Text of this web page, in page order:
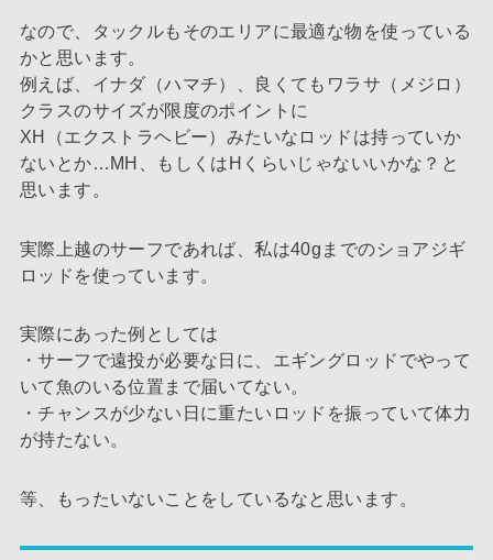
なので、タックルもそのエリアに最適な物を使っている
かと思います。
例えば、イナダ（ハマチ）、良くてもワラサ（メジロ）
クラスのサイズが限度のポイントに
XH（エクストラヘビー）みたいなロッドは持っていか
ないとか…MH、もしくはHくらいじゃないいかな？と
思います。
実際上越のサーフであれば、私は40gまでのショアジギ
ロッドを使っています。
実際にあった例としては
・サーフで遠投が必要な日に、エギングロッドでやって
いて魚のいる位置まで届いてない。
・チャンスが少ない日に重たいロッドを振っていて体力
が持たない。
等、もったいないことをしているなと思います。